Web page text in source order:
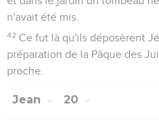
n'avait été mis.
42 Ce fut là qu'ils déposèrent
préparation de la Pâque des
proche.
Jean 20